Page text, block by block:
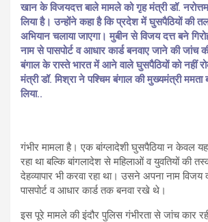
खान के विजयदत्त बाले मामले को गृह मंत्री डॉ.
लिया है। उन्होंने कहा है कि प्रदेश में घुसपैठियों की
अभियान चलाया जाएगा। मुबीन से विजय दत्त बने
नाम से पासपोर्ट व आधार कार्ड बनवाए जाने की जांच
बंगाल के रास्ते भारत में आने वाले घुसपैठियों को नहीं
मंत्री डॉ. मिश्रा ने पश्चिम बंगाल की मुख्यमंत्री ममता
लिया..
गंभीर मामला है। एक बांग्लादेशी घुसपैठिया न केवल
रहा था बल्कि बांगलादेश से महिलाओं व युवतियों की
देहव्यापार भी करवा रहा था। उसने अपना नाम
पासपोर्ट व आधार कार्ड तक बनवा रखे थे।
इस पूरे मामले की इंदौर पुलिस गंभीरता से जांच कार